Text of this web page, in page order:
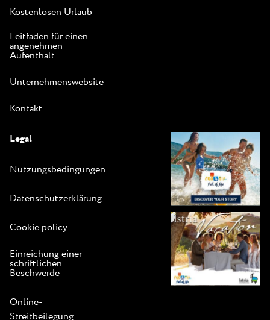
Kostenlosen Urlaub
Leitfaden für einen
angenehmen
Aufenthalt
Unternehmenswebsite
Kontakt
Legal
Nutzungsbedingungen
Datenschutzerklärung
Cookie policy
Einreichung einer
schriftlichen
Beschwerde
Online-
Streitbeilegung